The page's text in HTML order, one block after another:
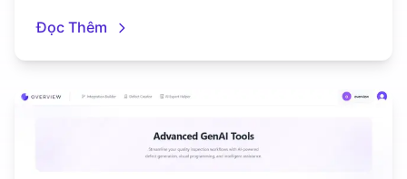
manufactura PCBA con cero defectos.
Đọc Thêm